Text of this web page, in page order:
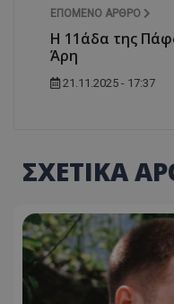
ΕΠΌΜΕΝΟ ΆΡΘΡΟ
Η 11άδα της
Άρη
21.11.2025 - 17:37
ΣΧΕΤΙΚΑ